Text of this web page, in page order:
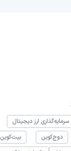
سرمایه‌گذاری ارز دیجیتال
دوج‌کوین بیت‌کوین